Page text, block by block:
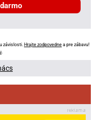
závislosti. Hrajte zodpovedne a pre zábavu!
.